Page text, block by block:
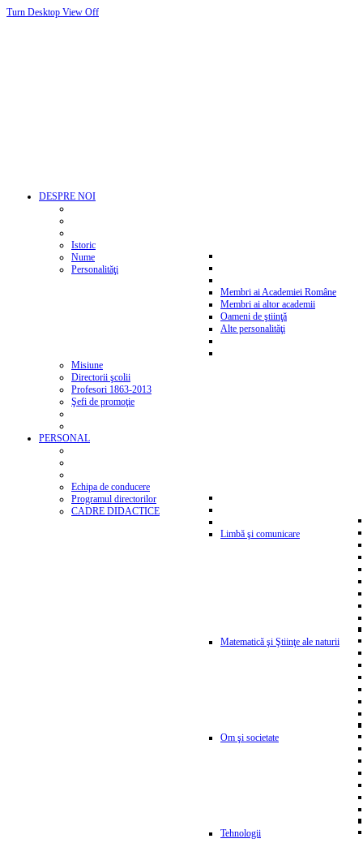
Turn Desktop View Off
DESPRE NOI
Istoric
Nume
Personalităţi
Membri ai Academiei Române
Membri ai altor academii
Oameni de ştiinţă
Alte personalităţi
Misiune
Directorii şcolii
Profesori 1863-2013
Şefi de promoţie
PERSONAL
Echipa de conducere
Programul directorilor
CADRE DIDACTICE
Limbă şi comunicare
Matematică şi Ştiinţe ale naturii
Om şi societate
Tehnologii